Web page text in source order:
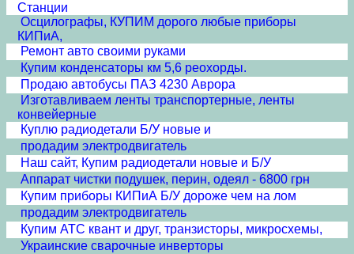
Станции
Осцилографы, КУПИМ дорого любые приборы
КИПиА,
Ремонт авто своими руками
Купим конденсаторы км 5,6 реохорды.
Продаю автобусы ПАЗ 4230 Аврора
Изготавливаем ленты транспортерные, ленты
конвейерные
Куплю радиодетали Б/У новые и
продадим электродвигатель
Наш сайт, Купим радиодетали новые и Б/У
Аппарат чистки подушек, перин, одеял - 6800 грн
Купим приборы КИПиА Б/У дороже чем на лом
продадим электродвигатель
Купим АТС квант и друг, транзисторы, микросхемы,
Украинские сварочные инверторы